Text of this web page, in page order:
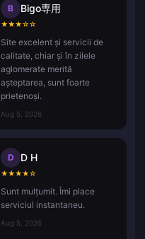
B Bigo専用
★★★☆☆
Site excelent și servicii de
calitate, chiar și în zilele
aglomerate merită
așteptarea, sunt foarte
prietenoși.
Aug 5, 2026
D D H
★★★★☆
Sunt mulțumit. Îmi place
serviciul instantaneu.
Aug 5, 2026